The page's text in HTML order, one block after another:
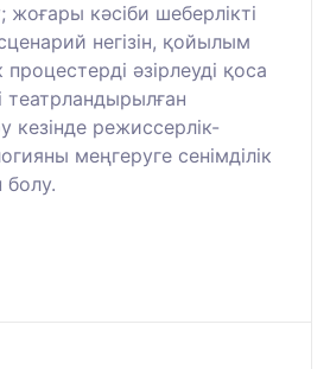
жоғары кәсіби шеберлікті
негізін, қойылым
әзірлеуді қоса
театрландырылған
режиссерлік-
меңгеруге сенімділік
болу.